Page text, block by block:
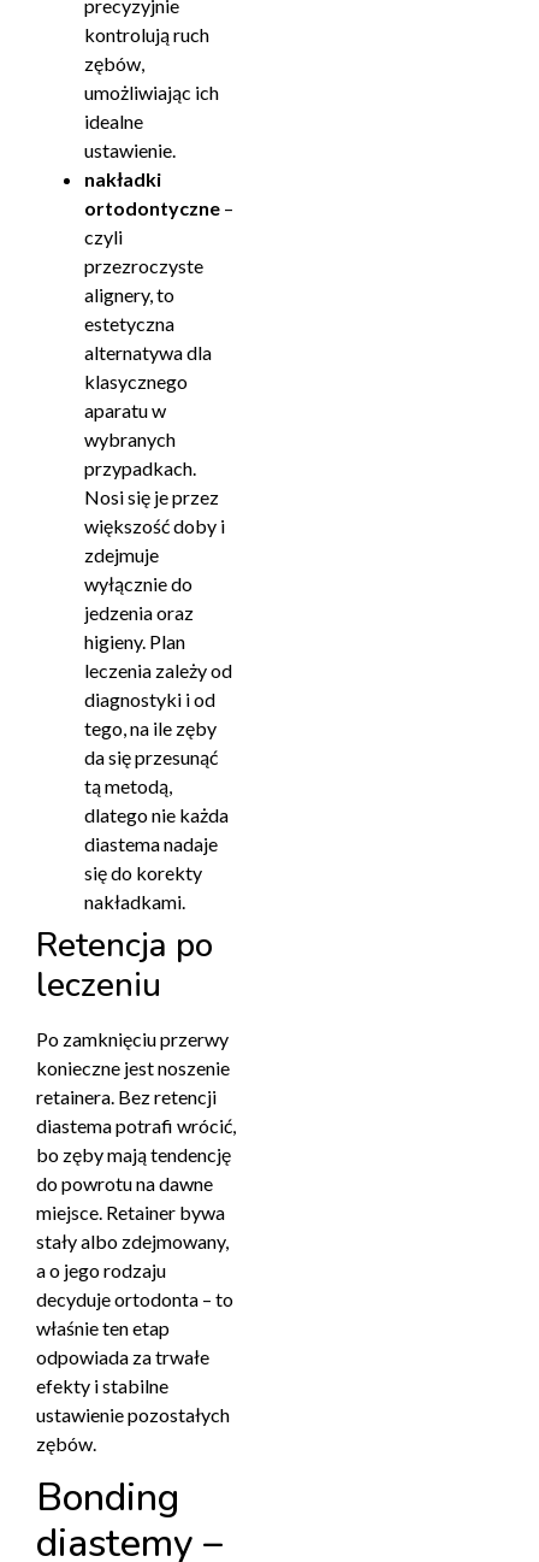
precyzyjnie
kontrolują ruch
zębów,
umożliwiając ich
idealne
ustawienie.
nakładki
ortodontyczne –
czyli
przezroczyste
alignery, to
estetyczna
alternatywa dla
klasycznego
aparatu w
wybranych
przypadkach.
Nosi się je przez
większość doby i
zdejmuje
wyłącznie do
jedzenia oraz
higieny. Plan
leczenia zależy od
diagnostyki i od
tego, na ile zęby
da się przesunąć
tą metodą,
dlatego nie każda
diastema nadaje
się do korekty
nakładkami.
Retencja po
leczeniu
Po zamknięciu przerwy
konieczne jest noszenie
retainera. Bez retencji
diastema potrafi wrócić,
bo zęby mają tendencję
do powrotu na dawne
miejsce. Retainer bywa
stały albo zdejmowany,
a o jego rodzaju
decyduje ortodonta – to
właśnie ten etap
odpowiada za trwałe
efekty i stabilne
ustawienie pozostałych
zębów.
Bonding
diastemy –